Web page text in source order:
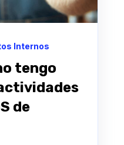
Internos
tengo
de